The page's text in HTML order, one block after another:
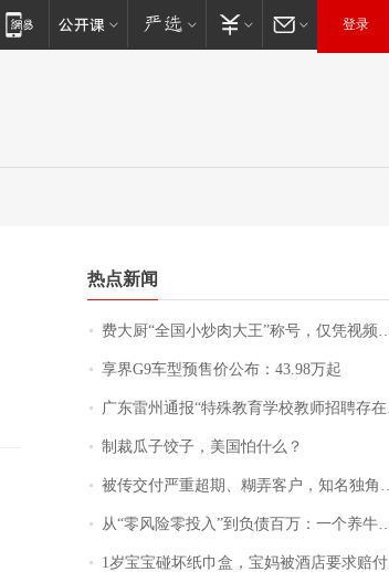
登录
热点新闻
费大厨“全国小炒肉大王”称号，仅凭视频评出？中国烹饪协会回应
享界G9车型预售价公布：43.98万起
广东雷州通报“特殊教育学校教师招聘存在违规行为”：已启动问责程序 副校长被停职
制裁瓜子饺子，美国怕什么？
被传交付严重超期、糊弄客户，知名独角兽车企创始人回应：都没证据，将依法采取措施，“本人长期与美国交管局保持沟通，对方表示肯定”
从“零风险零投入”到负债百万：一个养牛项目崩盘后，谁该为农户的贷款买单丨红星调查
1岁宝宝碰坏纸巾盒，宝妈被酒店要求赔付924元！三亚一酒店回复：骨瓷定制！网友一查价格，吵翻了